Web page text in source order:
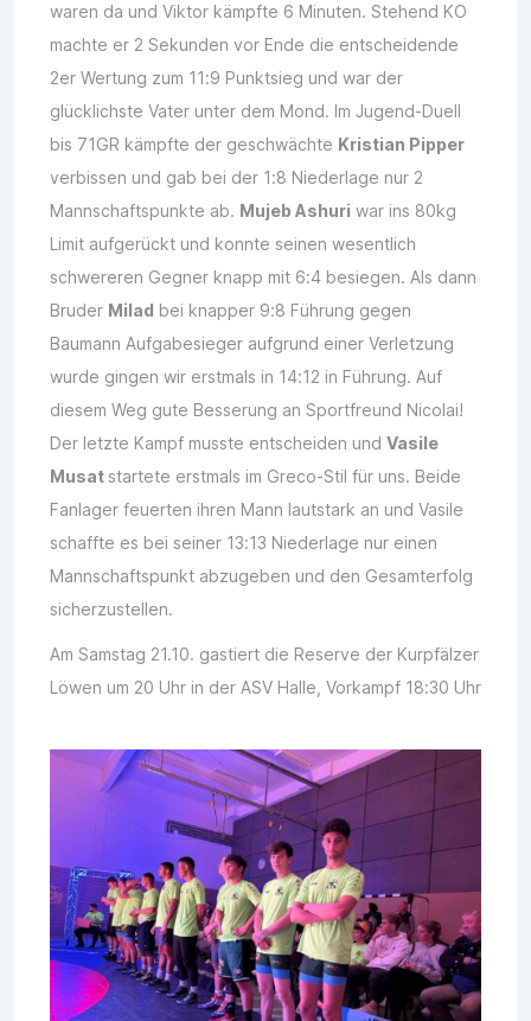
waren da und Viktor kämpfte 6 Minuten. Stehend KO
machte er 2 Sekunden vor Ende die entscheidende
2er Wertung zum 11:9 Punktsieg und war der
glücklichste Vater unter dem Mond. Im Jugend-Duell
bis 71GR kämpfte der geschwächte Kristian Pipper
verbissen und gab bei der 1:8 Niederlage nur 2
Mannschaftspunkte ab. Mujeb Ashuri war ins 80kg
Limit aufgerückt und konnte seinen wesentlich
schwereren Gegner knapp mit 6:4 besiegen. Als dann
Bruder Milad bei knapper 9:8 Führung gegen
Baumann Aufgabesieger aufgrund einer Verletzung
wurde gingen wir erstmals in 14:12 in Führung. Auf
diesem Weg gute Besserung an Sportfreund Nicolai!
Der letzte Kampf musste entscheiden und Vasile
Musatstartete erstmals im Greco-Stil für uns. Beide
Fanlager feuerten ihren Mann lautstark an und Vasile
schaffte es bei seiner 13:13 Niederlage nur einen
Mannschaftspunkt abzugeben und den Gesamterfolg
sicherzustellen.
Am Samstag 21.10. gastiert die Reserve der Kurpfälzer
Löwen um 20 Uhr in der ASV Halle, Vorkampf 18:30 Uhr